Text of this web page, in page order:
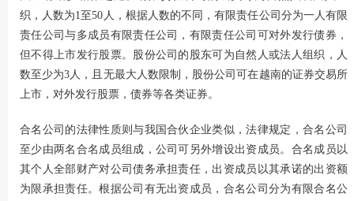
织，人数为1至50人，根据人数的不同，有限责任公司分为一人有限
责任公司与多成员有限责任公司，有限责任公司可对外发行债券，
但不得上市发行股票。股份公司的股东可为自然人或法人组织，人
数至少为3人，且无最大人数限制，股份公司可在越南的证券交易所
上市，对外发行股票，债券等各类证券。
合名公司的法律性质则与我国合伙企业类似，法律规定，合名公司
至少由两名合名成员组成，公司可另外增设出资成员。合名成员以
其个人全部财产对公司债务承担责任，出资成员以其承诺的出资额
为限承担责任。根据公司有无出资成员，合名公司分为有限合名公